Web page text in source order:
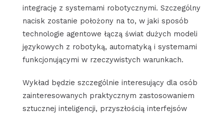
integrację z systemami robotycznymi. Szczególny
nacisk zostanie położony na to, w jaki sposób
technologie agentowe łączą świat dużych modeli
językowych z robotyką, automatyką i systemami
funkcjonującymi w rzeczywistych warunkach.
Wykład będzie szczególnie interesujący dla osób
zainteresowanych praktycznym zastosowaniem
sztucznej inteligencji, przyszłością interfejsów